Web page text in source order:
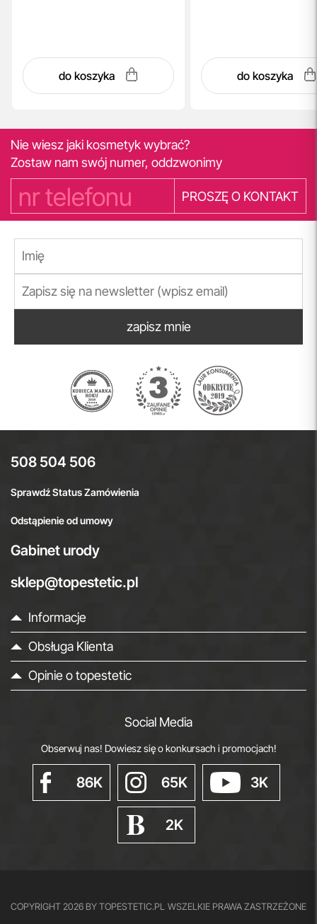
do koszyka do koszyka
Nie wiesz jaki kosmetyk wybrać?
Zostaw nam swój numer, oddzwonimy
PROSZĘ O KONTAKT
zapisz mnie
508 504 506
Sprawdź Status Zamówienia
Odstąpienie od umowy
Gabinet urody
sklep@topestetic.pl
Informacje
Obsługa Klienta
Opinie o topestetic
Social Media
Obserwuj nas! Dowiesz się o konkursach i promocjach!
86K 65K 3K
2K
COPYRIGHT 2026 BY TOPESTETIC.PL WSZELKIE PRAWA ZASTRZEŻONE